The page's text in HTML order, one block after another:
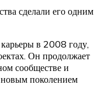
сделали его одним
в 2008 году,
Он продолжает
сообществе и
поколением